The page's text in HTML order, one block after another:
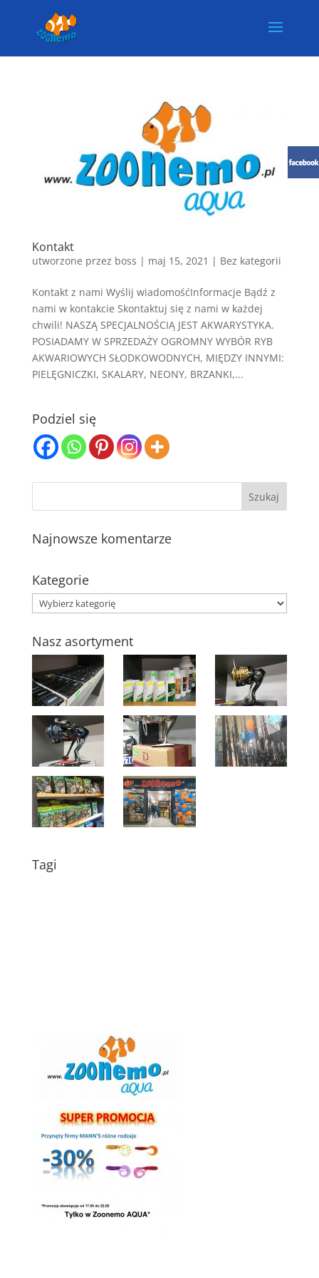
Kontakt
utworzone przez boss | maj 15, 2021 | Bez kategorii
Kontakt z nami Wyślij wiadomośćInformacje Bądź z
nami w kontakcie Skontaktuj się z nami w każdej
chwili! NASZĄ SPECJALNOŚCIĄ JEST AKWARYSTYKA.
POSIADAMY W SPRZEDAŻY OGROMNY WYBÓR RYB
AKWARIOWYCH SŁODKOWODNYCH, MIĘDZY INNYMI:
PIELĘGNICZKI, SKALARY, NEONY, BRZANKI,...
Podziel się
Najnowsze komentarze
Kategorie
Kategorie
Nasz asortyment
Tagi